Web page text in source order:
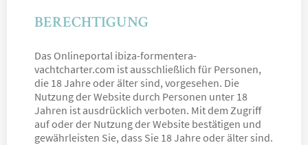
BERECHTIGUNG
Das Onlineportal ibiza-formentera-
vachtcharter.com ist ausschließlich für Personen,
die 18 Jahre oder älter sind, vorgesehen. Die
Nutzung der Website durch Personen unter 18
Jahren ist ausdrücklich verboten. Mit dem Zugriff
auf oder der Nutzung der Website bestätigen und
gewährleisten Sie, dass Sie 18 Jahre oder älter sind.